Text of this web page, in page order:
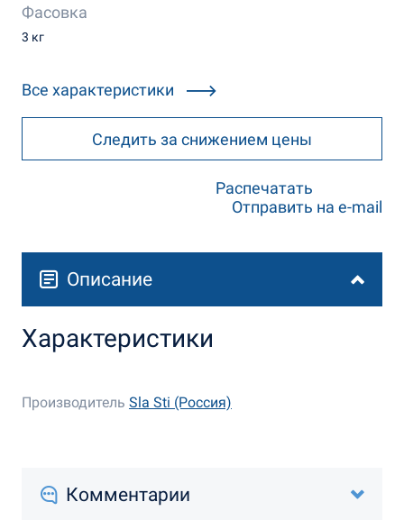
Фасовка
3 кг
Все характеристики
Следить за снижением цены
Распечатать
Отправить на e-mail
Описание
Характеристики
Производитель Sla Sti (Россия)
Комментарии